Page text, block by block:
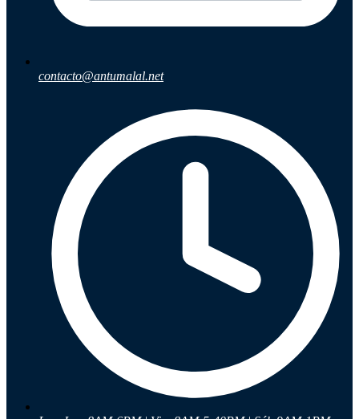
Inicio
Sobre nosotros
Talleres
Sucursales
Seguimiento de pedidos
¿Quieres trabajar en Antumalal?
contacto@antumalal.net